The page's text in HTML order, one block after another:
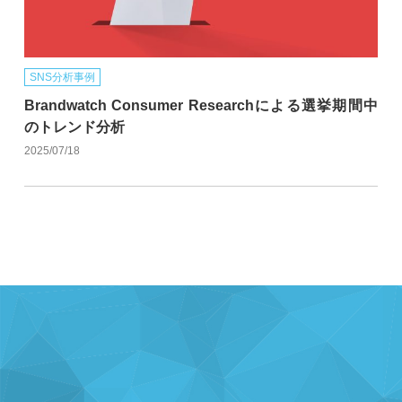
SNS分析事例
Brandwatch Consumer Researchによる選挙期間中
のトレンド分析
2025/07/18